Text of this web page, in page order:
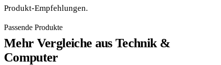
Produkt-Empfehlungen.
Passende Produkte
Mehr Vergleiche aus Technik &
Computer